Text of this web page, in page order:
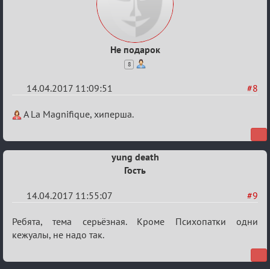
Не подарок
8
#8
14.04.2017 11:09:51
Re:
есть?
A La Magnifique, хиперша.
yung death
Гость
#9
14.04.2017 11:55:07
Re:
Околофутбольщики
Ребята, тема серьёзная. Кроме Психопатки одни
кежуалы, не надо так.